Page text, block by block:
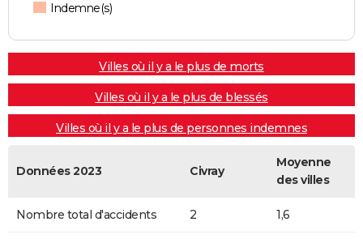
Indemne(s)
Villes où il y a le plus de morts
Villes où il y a le plus de blessés
Villes où il y a le plus de personnes indemnes
Données 2023 Civray
Moyenne
des villes
Nombre total d'accidents 2 1,6